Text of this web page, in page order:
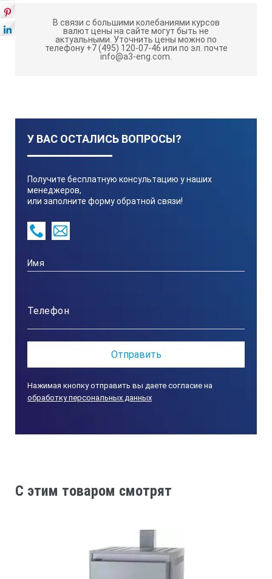
сети, индикатор включения нагревательного
элемента, регулятор заслонки вентиляции рабочей
камеры.
конструкции сушильного шкафа предусмотрен
термостат.
Терморегулятор предназначен для регулирования
нагрева и поддержания температуры по заданной
термической программе в рабочей камере
температуру до +300°С.
Технические характеристики ШС-27-
Объём камеры, л
Класс защиты
50 … 300
Точность поддержания температуры в установившемся
В связи с большими колебаниями курсов
валют цены на сайте могут быть не
актуальными. Уточнить цены можно по
телефону +7 (495) 120-07-46 или по эл. почте
info@a3-eng.com.
У ВАС ОСТАЛИСЬ ВОПРОСЫ?
Получите бесплатную консультацию у наших
менеджеров,
или заполните форму обратной связи!
Нажимая кнопку отправить вы даете согласие на
обработку персональных данных
C этим товаром смотрят